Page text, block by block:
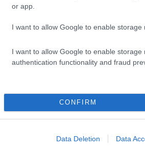
or app.
I want to allow Google to enable storage
I want to allow Google to enable storage
authentication functionality and fraud
CONFIRM
Data Deletion Data